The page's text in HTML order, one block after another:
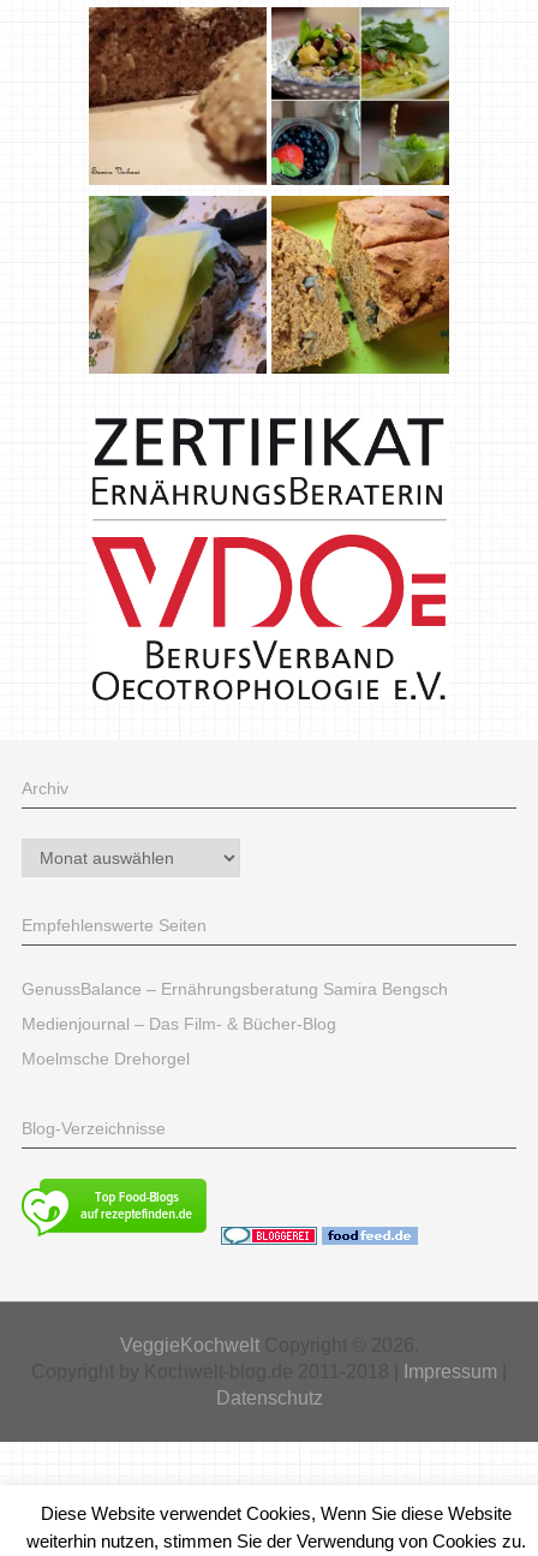
Archiv
Archiv
Empfehlenswerte Seiten
GenussBalance – Ernährungsberatung Samira Bengsch
Medienjournal – Das Film- & Bücher-Blog
Moelmsche Drehorgel
Blog-Verzeichnisse
VeggieKochweltCopyright © 2026.
Impressum
Datenschutz
Diese Website verwendet Cookies, Wenn Sie diese Website
weiterhin nutzen, stimmen Sie der Verwendung von Cookies zu.